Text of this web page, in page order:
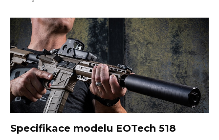
Specifikace modelu EOTech 518